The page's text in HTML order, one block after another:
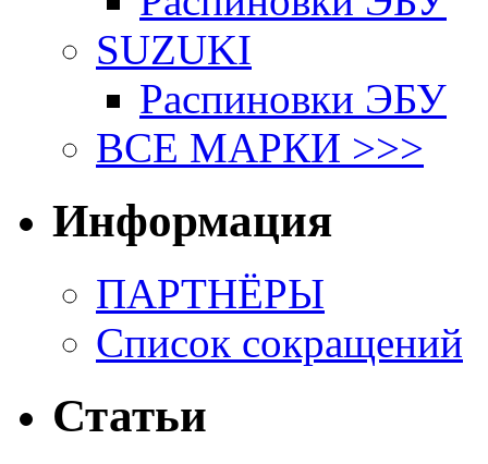
SUZUKI
Распиновки ЭБУ
ВСЕ МАРКИ >>>
Информация
ПАРТНЁРЫ
Список сокращений
Статьи